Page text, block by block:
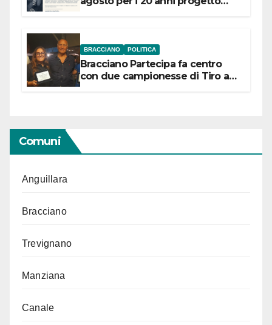
BRACCIANO POLITICA
Bracciano Partecipa fa centro
con due campionesse di Tiro a
Comuni
Anguillara
Bracciano
Trevignano
Manziana
Canale